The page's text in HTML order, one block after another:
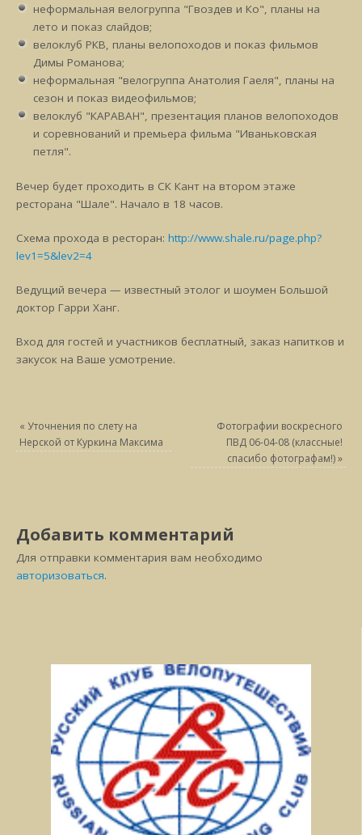
неформальная велогруппа "Гвоздев и Ко", планы на
лето и показ слайдов;
велоклуб РКВ, планы велопоходов и показ фильмов
Димы Романова;
неформальная "велогруппа Анатолия Гаеля", планы на
сезон и показ видеофильмов;
велоклуб "КАРАВАН", презентация планов велопоходов
и соревнований и премьера фильма "Иваньковская
петля".
Вечер будет проходить в СК Кант на втором этаже
ресторана "Шале". Начало в 18 часов.
Схема прохода в ресторан:http://www.shale.ru/page.php?
lev1=5&lev2=4
Ведущий вечера — известный этолог и шоумен Большой
доктор Гарри Ханг.
Вход для гостей и участников бесплатный, заказ напитков и
закусок на Ваше усмотрение.
« Уточнения по слету на
Нерской от Куркина Максима
Фотографии воскресного
ПВД 06-04-08 (классные!
спасибо фотографам!)»
Добавить комментарий
Для отправки комментария вам необходимо
авторизоваться.